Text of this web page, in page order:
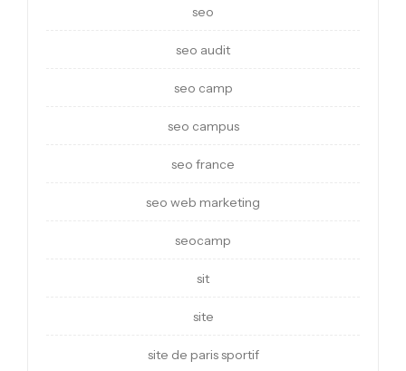
seo
seo audit
seo camp
seo campus
seo france
seo web marketing
seocamp
sit
site
site de paris sportif